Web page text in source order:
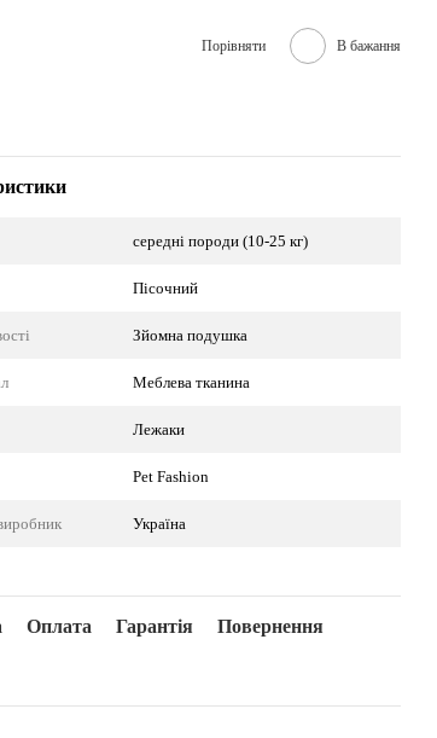
Порівняти В бажання
середні породи (10-25 кг)
Пісочний
Зйомна подушка
Меблева тканина
Лежаки
Pet Fashion
Україна
Оплата Гарантія Повернення